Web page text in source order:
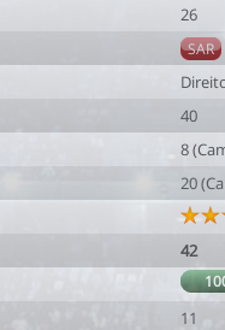
26
SAR
40
8
20
42
11